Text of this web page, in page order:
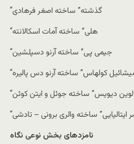
“گذشته” ساخته اصغر فرهادی
“هلی” ساخته آمات اسکالانته
“جیمی پی” ساخته آرنو دسپلشین
کولهاس” ساخته آرنو دس پالیره
لوین دیویس” ساخته جوئل و ایتن کوئن
ایتالیایی” ساخته والری برونی – تادشی
نامزدهای بخش نوعی نگاه